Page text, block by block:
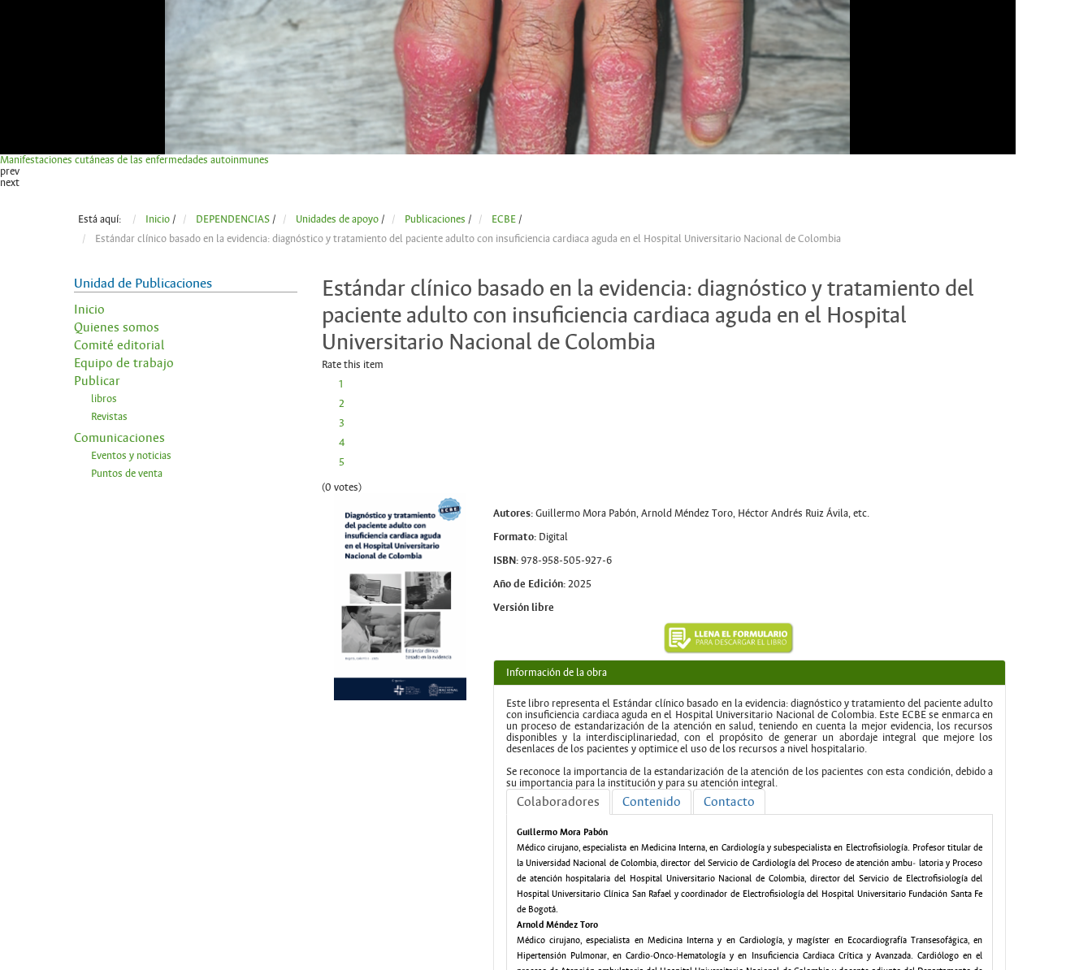
Manifestaciones cutáneas de las enfermedades autoinmunes
prev
next
Está aquí: Inicio / DEPENDENCIAS / Unidades de apoyo / Publicaciones / ECBE /
Estándar clínico basado en la evidencia: diagnóstico y tratamiento del paciente adulto con insuficiencia cardiaca aguda en el Hospital Universitario Nacional de Colombia
Unidad de Publicaciones
Inicio
Quienes somos
Comité editorial
Equipo de trabajo
Publicar
libros
Revistas
Comunicaciones
Eventos y noticias
Puntos de venta
Estándar clínico basado en la evidencia: diagnóstico y tratamiento del
paciente adulto con insuficiencia cardiaca aguda en el Hospital
Universitario Nacional de Colombia
Rate this item
1
2
3
4
5
(0 votes)
Autores:Guillermo Mora Pabón, Arnold Méndez Toro, Héctor Andrés Ruiz Ávila, etc.
Formato:Digital
ISBN:978-958-505-927-6
Año de Edición:2025
Versión libre
Información de la obra
Este libro representa el Estándar clínico basado en la evidencia: diagnóstico y tratamiento del paciente adulto
con insuficiencia cardiaca aguda en el Hospital Universitario Nacional de Colombia. Este ECBE se enmarca en
un proceso de estandarización de la atención en salud, teniendo en cuenta la mejor evidencia, los recursos
disponibles y la interdisciplinariedad, con el propósito de generar un abordaje integral que mejore los
desenlaces de los pacientes y optimice el uso de los recursos a nivel hospitalario.
Se reconoce la importancia de la estandarización de la atención de los pacientes con esta condición, debido a
su importancia para la institución y para su atención integral.
Colaboradores Contenido Contacto
Guillermo Mora Pabón
Médico cirujano, especialista en Medicina Interna, en Cardiología y subespecialista en Electrofisiología. Profesor titular de
la Universidad Nacional de Colombia, director del Servicio de Cardiología del Proceso de atención ambu‐ latoria y Proceso
de atención hospitalaria del Hospital Universitario Nacional de Colombia, director del Servicio de Electrofisiología del
Hospital Universitario Clínica San Rafael y coordinador de Electrofisiología del Hospital Universitario Fundación Santa Fe
de Bogotá.
Arnold Méndez Toro
Médico cirujano, especialista en Medicina Interna y en Cardiología, y magíster en Ecocardiografía Transesofágica, en
Hipertensión Pulmonar, en Cardio‐Onco‐Hematología y en Insuficiencia Cardiaca Crítica y Avanzada. Cardiólogo en el